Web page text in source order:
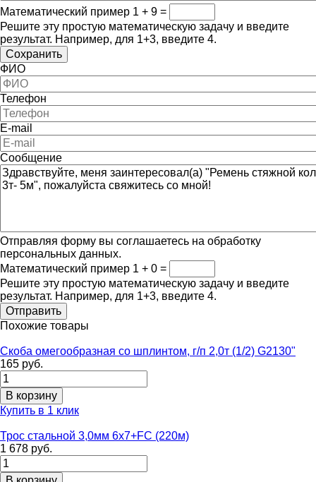
Математический пример 1 + 9 =
Решите эту простую математическую задачу и введите
результат. Например, для 1+3, введите 4.
ФИО
Телефон
E-mail
Сообщение
Отправляя форму вы соглашаетесь на обработку
персональных данных.
Математический пример 1 + 0 =
Решите эту простую математическую задачу и введите
результат. Например, для 1+3, введите 4.
Похожие товары
Скоба омегообразная со шплинтом, г/п 2,0т (1/2) G2130"
165 руб.
Купить в 1 клик
Трос стальной 3,0мм 6х7+FC (220м)
1 678 руб.